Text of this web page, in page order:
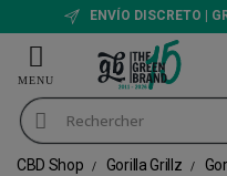
ENVÍO DISCRETO |
CBD Shop Gorilla Grillz